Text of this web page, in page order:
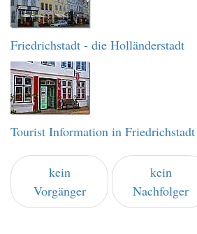
Friedrichstadt - die Holländerstadt
Tourist Information in Friedrichstadt
kein
Vorgänger
kein
Nachfolger